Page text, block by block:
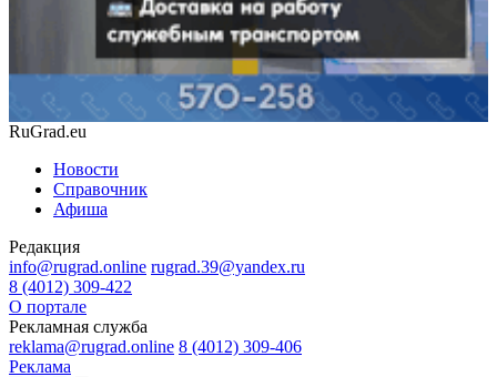
RuGrad.eu
Новости
Справочник
Афиша
Редакция
info@rugrad.online rugrad.39@yandex.ru
8 (4012) 309-422
О портале
Рекламная служба
reklama@rugrad.online 8 (4012) 309-406
Реклама